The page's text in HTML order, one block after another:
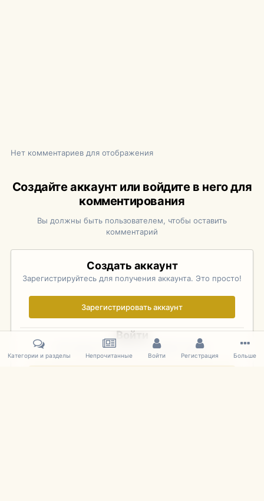
Нет комментариев для отображения
Создайте аккаунт или войдите в него для
комментирования
Вы должны быть пользователем, чтобы оставить
комментарий
Создать аккаунт
Зарегистрируйтесь для получения аккаунта. Это просто!
Зарегистрировать аккаунт
Войти
Уже зарегистрированы? Войдите здесь.
Категории и разделы Непрочитанные Войти Регистрация Больше